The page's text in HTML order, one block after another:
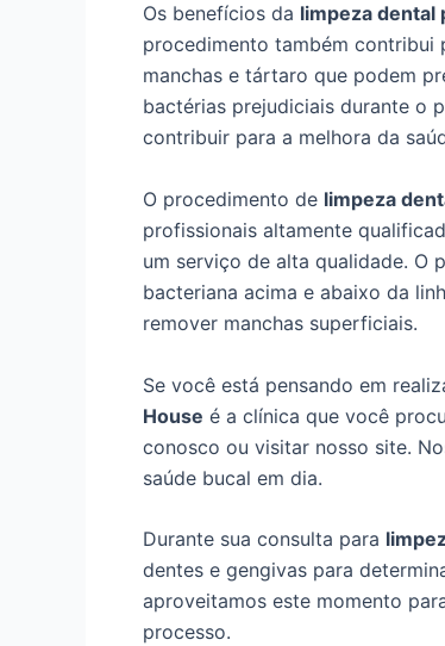
Os benefícios da limpeza dental
procedimento também contribui
manchas e tártaro que podem
bactérias prejudiciais durante o
contribuir para a melhora da
O procedimento de limpeza
profissionais altamente
um serviço de alta qualidade. O
bacteriana acima e abaixo da
remover manchas superficiais.
Se você está pensando em
House é a clínica que você
conosco ou visitar nosso site.
saúde bucal em dia.
Durante sua consulta para
dentes e gengivas para
aproveitamos este momento
processo.